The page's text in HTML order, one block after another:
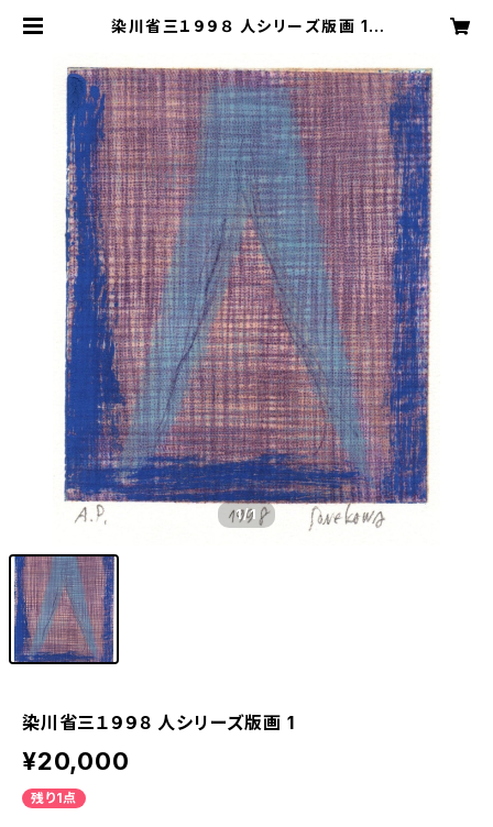
染川省三１９９８ 人シリーズ版画 1 |
1/1
染川省三１９９８ 人シリーズ版画 1
¥20,000
残り1点